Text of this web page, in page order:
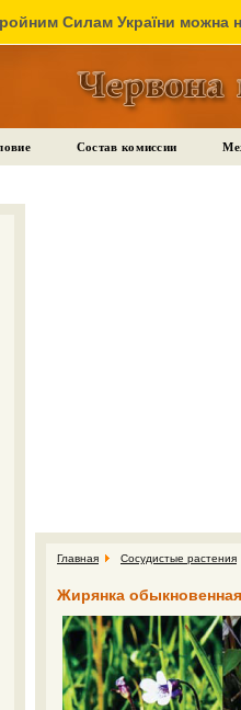
Силам України можна
Состав комиссии
Главная Сосудистые растения
Жирянка